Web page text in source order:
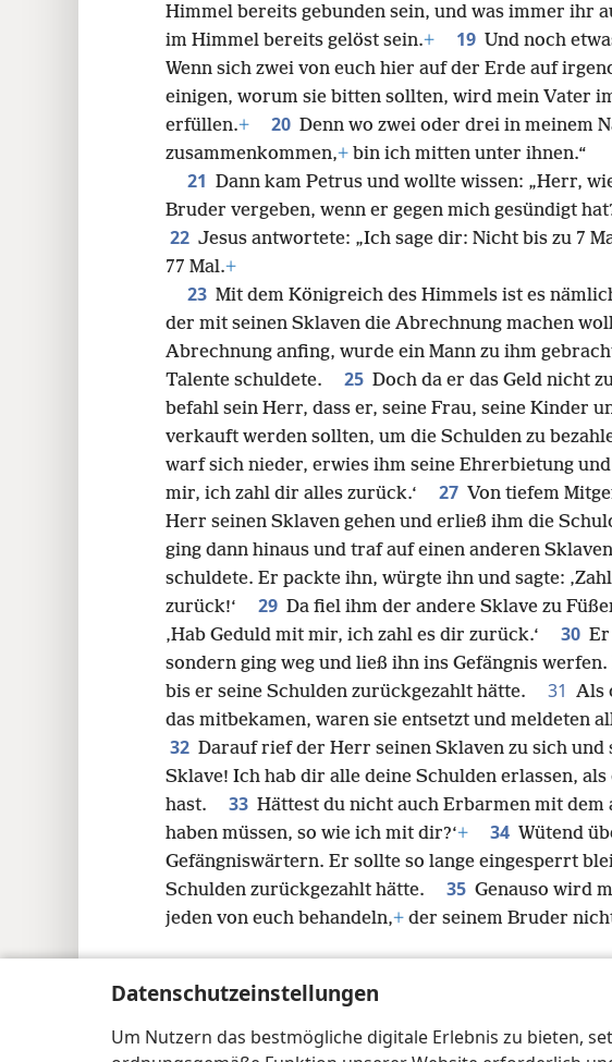
Datenschutzeinstellungen
Um Nutzern das bestmögliche digitale Erlebnis zu bieten,
Himmel bereits gebunden sein, und was immer ihr
im Himmel bereits gelöst sein.+ 19 Und noch
Wenn sich zwei von euch hier auf der Erde auf
einigen, worum sie bitten sollten, wird mein Vater
erfüllen.+ 20 Denn wo zwei oder drei in meinem
zusammenkommen,+ bin ich mitten unter ihnen.“
21 Dann kam Petrus und wollte wissen: „Herr,
Bruder vergeben, wenn er gegen mich gesündigt
22 Jesus antwortete: „Ich sage dir: Nicht bis zu 7
77 Mal.+
23 Mit dem Königreich des Himmels ist es
der mit seinen Sklaven die Abrechnung machen
Abrechnung anfing, wurde ein Mann zu ihm
Talente schuldete.
25 Doch da er das Geld nicht
befahl sein Herr, dass er, seine Frau, seine Kinder
verkauft werden sollten, um die Schulden zu
warf sich nieder, erwies ihm seine Ehrerbietung
mir, ich zahl dir alles zurück.‘
27 Von tiefem
Herr seinen Sklaven gehen und erließ ihm die
ging dann hinaus und traf auf einen anderen
schuldete. Er packte ihn, würgte ihn und sagte:
zurück!‘
29 Da fiel ihm der andere Sklave zu
‚Hab Geduld mit mir, ich zahl es dir zurück.‘
30
sondern ging weg und ließ ihn ins Gefängnis
bis er seine Schulden zurückgezahlt hätte.
31 Als
das mitbekamen, waren sie entsetzt und meldeten
32 Darauf rief der Herr seinen Sklaven zu sich und
Sklave! Ich hab dir alle deine Schulden erlassen,
hast.
33 Hättest du nicht auch Erbarmen mit dem
haben müssen, so wie ich mit dir?‘+ 34 Wütend
Gefängniswärtern. Er sollte so lange eingesperrt
Schulden zurückgezahlt hätte.
35 Genauso wird
jeden von euch behandeln,+ der seinem Bruder
Copyright © 2026 Watch Tower Bible and Tract Society of Pennsylvania